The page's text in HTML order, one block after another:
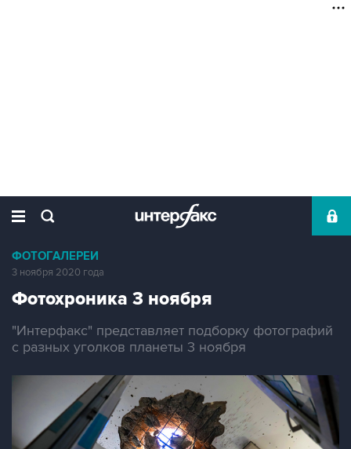
ФОТОГАЛЕРЕИ
3 ноября 2020 года
Фотохроника 3 ноября
"Интерфакс" представляет подборку фотографий
с разных уголков планеты 3 ноября